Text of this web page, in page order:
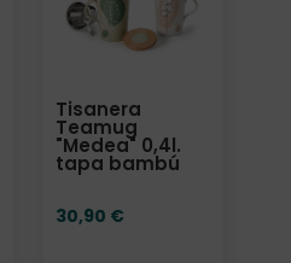
Tisanera
Teamug
"Medea" 0,4l.
tapa bambú
30,90 €